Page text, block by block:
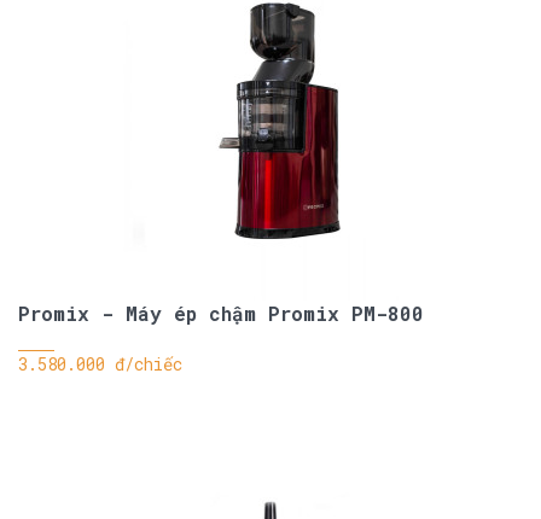
Promix - Máy ép chậm Promix PM-800
3.580.000 đ/chiếc